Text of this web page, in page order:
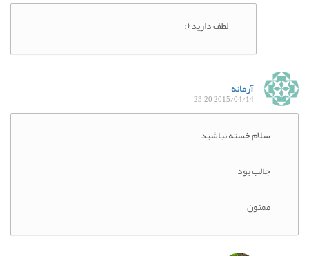
لطف دارید (:
آرمانه
2015/04/14 23:20
سلام خسته نباشید
جالب بود
ممنون